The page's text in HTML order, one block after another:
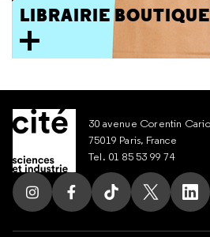
LIBRAIRIE BOUTIQUE
30 avenue Corentin
75019 Paris, France
Tel. 01 85 53 99 74
Suivez nous sur Instagram
Suivez nous sur
Suivez nous sur
Suivez